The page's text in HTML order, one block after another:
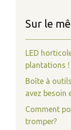
Sur le
LED
plantations !
Boîte à
avez besoin
Comment
tromper?